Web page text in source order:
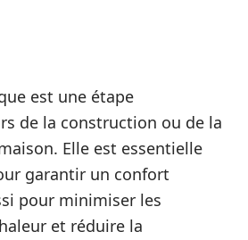
est une étape
de la construction ou de la
Elle est essentielle
garantir un confort
pour minimiser les
et réduire la